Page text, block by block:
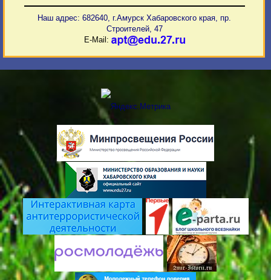
Наш адрес: 682640, г.Амурск Хабаровского края, пр.
Строителей, 47
E-Mail: